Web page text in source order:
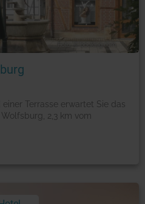
Foto: © booking.com
Terrasse erwartet Sie das
2,3 km vom